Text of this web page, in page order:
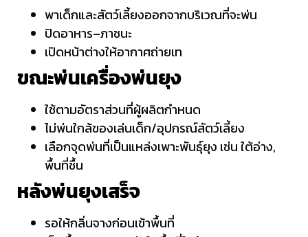
พาเด็กและสัตว์เลี้ยงออกจากบริเวณที่จะพ่น
ปิดอาหาร–ภาชนะ
เปิดหน้าต่างให้อากาศถ่ายเท
ขณะพ่นเครื่องพ่นยุง
ใช้ตามอัตราส่วนที่ผู้ผลิตกำหนด
ไม่พ่นใกล้ของเล่นเด็ก/อุปกรณ์สัตว์เลี้ยง
เลือกจุดพ่นที่เป็นแหล่งเพาะพันธุ์ยุง เช่น ใต้อ่าง,
พื้นที่ชื้น
หลังพ่นยุงเสร็จ
รอให้กลิ่นจางก่อนเข้าพื้นที่